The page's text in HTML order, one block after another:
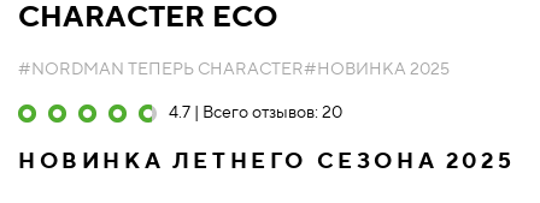
CHARACTER ECO
#NORDMAN ТЕПЕРЬ CHARACTER#НОВИНКА 2025
4.7 | Всего отзывов: 20
НОВИНКА ЛЕТНЕГО СЕЗОНА 2025